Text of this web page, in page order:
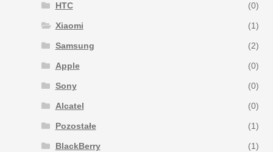
HTC (0)
Xiaomi (1)
Samsung (2)
Apple (0)
Sony (0)
Alcatel (0)
Pozostałe (1)
BlackBerry (1)